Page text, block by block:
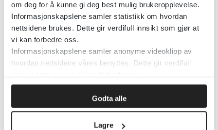
om deg for å kunne gi deg best mulig brukeropplevelse.
Informasjonskapslene samler statistikk om hvordan
nettsidene brukes. Dette gir verdifull innsikt som gjør at
vi kan forbedre oss.
Informasjonskapslene samler anonyme videoklipp av
hvordan nettsidene våres benyttes. Dette gir verdifull
Godta alle
Lagre
Haukeland Universitetssykehus
Detaljer
Genes & Nutrition
BioMed Central (BMC)